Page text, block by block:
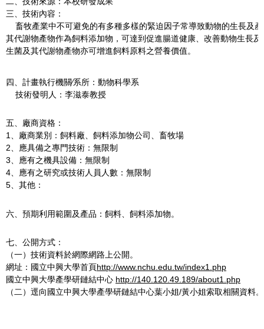
三、技術內容：
畜牧產業中不可避免的有多種多樣的緊迫因子常導致動物的生長及
其代謝物產物作為飼料添加物，可達到促進腸道健康、改善動物生長
生菌及其代謝物產物亦可增進飼料原料之營養價值。
四、計畫執行機關∕系所：動物科學系
技術發明人：李滋泰教授
五、廠商資格：
1、廠商業別：飼料廠、飼料添加物公司、畜牧場
2、應具備之專門技術：無限制
3、應有之機具設備：無限制
4、應有之研究或技術人員人數：無限制
5、其他：
六、預期利用範圍及產品：飼料、飼料添加物。
七、公開方式：
（一）技術資料於網際網路上公開。
網址：國立中興大學首頁http://www.nchu.edu.tw/index1.php
國立中興大學產學研鏈結中心 http://140.120.49.189/about1.php
（二）逕向國立中興大學產學研鏈結中心葉小姐/黃小姐索取相關資料。